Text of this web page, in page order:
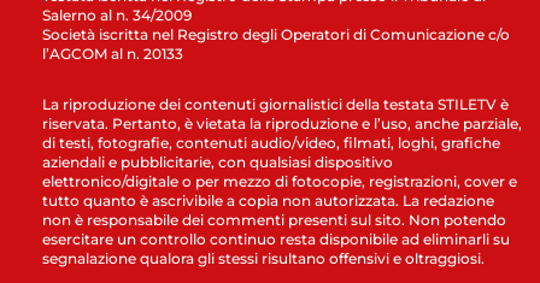
Salerno al n. 34/2009
Società iscritta nel Registro degli Operatori di Comunicazione c/o
l’AGCOM al n. 20133
La riproduzione dei contenuti giornalistici della testata STILETV è
riservata. Pertanto, è vietata la riproduzione e l’uso, anche parziale,
di testi, fotografie, contenuti audio/video, filmati, loghi, grafiche
aziendali e pubblicitarie, con qualsiasi dispositivo
elettronico/digitale o per mezzo di fotocopie, registrazioni, cover e
tutto quanto è ascrivibile a copia non autorizzata. La redazione
non è responsabile dei commenti presenti sul sito. Non potendo
esercitare un controllo continuo resta disponibile ad eliminarli su
segnalazione qualora gli stessi risultano offensivi e oltraggiosi.